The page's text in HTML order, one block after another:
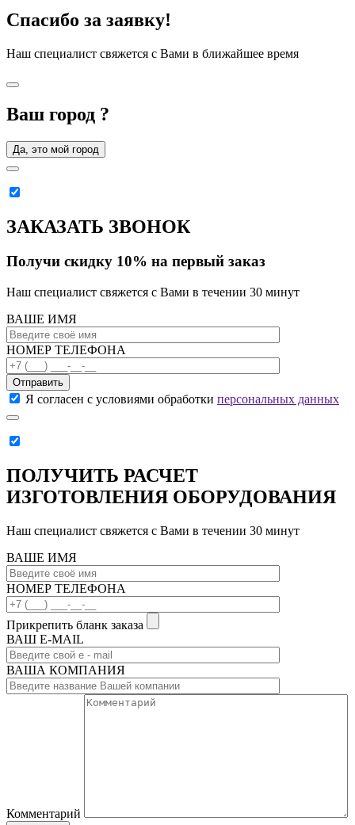
Спасибо за заявку!
Наш специалист свяжется с Вами в ближайшее время
Ваш город ?
Да, это мой город
ЗАКАЗАТЬ ЗВОНОК
Получи скидку 10% на первый заказ
Наш специалист свяжется с Вами в течении 30 минут
ВАШЕ ИМЯ
НОМЕР ТЕЛЕФОНА
Отправить
Я согласен с условиями обработки персональных данных
ПОЛУЧИТЬ РАСЧЕТ
ИЗГОТОВЛЕНИЯ ОБОРУДОВАНИЯ
Наш специалист свяжется с Вами в течении 30 минут
ВАШЕ ИМЯ
НОМЕР ТЕЛЕФОНА
Прикрепить бланк заказа
ВАШ Е-МAIL
ВАША КОМПАНИЯ
Комментарий